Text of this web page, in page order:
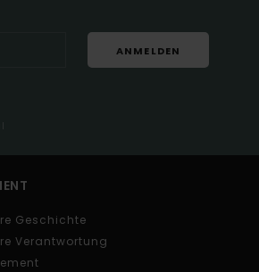
ANMELDEN
Geschichte
Verantwortung